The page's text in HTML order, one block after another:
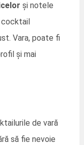
și notele
cocktail
Vara, poate fi
și mai
de vară
să fie nevoie